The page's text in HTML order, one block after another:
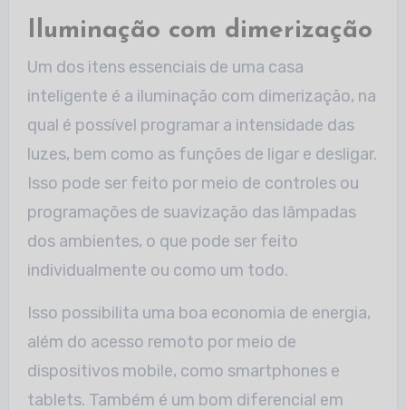
Iluminação com dimerização
Um dos itens essenciais de uma casa
inteligente é a iluminação com dimerização, na
qual é possível programar a intensidade das
luzes, bem como as funções de ligar e desligar.
Isso pode ser feito por meio de controles ou
programações de suavização das lâmpadas
dos ambientes, o que pode ser feito
individualmente ou como um todo.
Isso possibilita uma boa economia de energia,
além do acesso remoto por meio de
dispositivos mobile, como smartphones e
tablets. Também é um bom diferencial em